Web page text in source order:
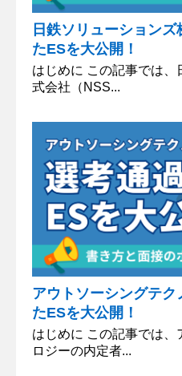
日鉄ソリューション
たESを大公開！
はじめに この記事では
式会社（NSS...
アウトソーシングテク
たESを大公開！
はじめに この記事では、
ロジーの内定者...